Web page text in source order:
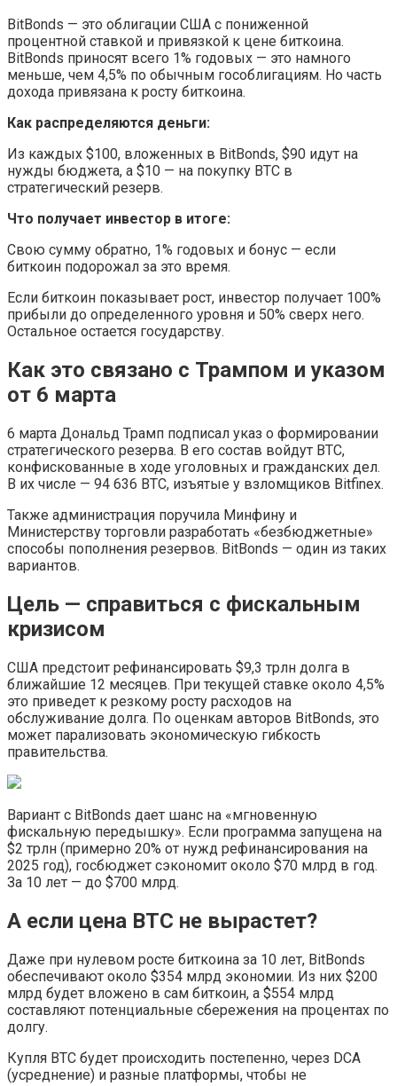
BitBonds — это облигации США с пониженной
процентной ставкой и привязкой к цене биткоина.
BitBonds приносят всего 1% годовых — это намного
меньше, чем 4,5% по обычным гособлигациям. Но часть
дохода привязана к росту биткоина.
Как распределяются деньги:
Из каждых $100, вложенных в BitBonds, $90 идут на
нужды бюджета, а $10 — на покупку BTC в
стратегический резерв.
Что получает инвестор в итоге:
Свою сумму обратно, 1% годовых и бонус — если
биткоин подорожал за это время.
Если биткоин показывает рост, инвестор получает 100%
прибыли до определенного уровня и 50% сверх него.
Остальное остается государству.
Как это связано с Трампом и указом
от 6 марта
6 марта Дональд Трамп подписал указ о формировании
стратегического резерва. В его состав войдут BTC,
конфискованные в ходе уголовных и гражданских дел.
В их числе — 94 636 BTC, изъятые у взломщиков Bitfinex.
Также администрация поручила Минфину и
Министерству торговли разработать «безбюджетные»
способы пополнения резервов. BitBonds — один из таких
вариантов.
Цель — справиться с фискальным
кризисом
США предстоит рефинансировать $9,3 трлн долга в
ближайшие 12 месяцев. При текущей ставке около 4,5%
это приведет к резкому росту расходов на
обслуживание долга. По оценкам авторов BitBonds, это
может парализовать экономическую гибкость
правительства.
Вариант с BitBonds дает шанс на «мгновенную
фискальную передышку». Если программа запущена на
$2 трлн (примерно 20% от нужд рефинансирования на
2025 год), госбюджет сэкономит около $70 млрд в год.
За 10 лет — до $700 млрд.
А если цена BTC не вырастет?
Даже при нулевом росте биткоина за 10 лет, BitBonds
обеспечивают около $354 млрд экономии. Из них $200
млрд будет вложено в сам биткоин, а $554 млрд
составляют потенциальные сбережения на процентах по
долгу.
Купля BTC будет происходить постепенно, через DCA
(усреднение) и разные платформы, чтобы не